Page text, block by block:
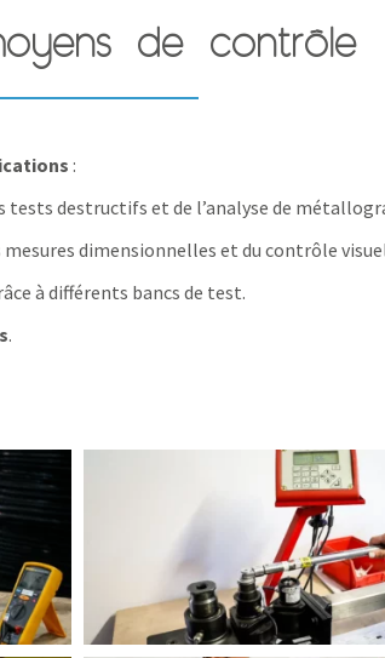
de contrôle
:
destructifs et de l’analyse de
dimensionnelles et du contrôle
à différents bancs de test.
.